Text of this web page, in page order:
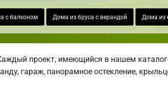
с балконом Дома из бруса с верандой Дома из
проект, имеющийся в нашем
гараж, панорамное остекление,